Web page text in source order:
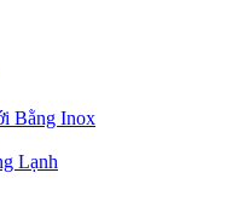
Bằng Inox
Lạnh